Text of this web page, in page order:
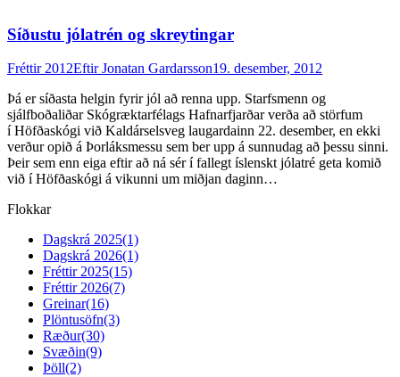
Síðustu jólatrén og skreytingar
Fréttir 2012EftirJonatan Gardarsson19. desember, 2012
Þá er síðasta helgin fyrir jól að renna upp. Starfsmenn og
sjálfboðaliðar Skógræktarfélags Hafnarfjarðar verða að störfum
í Höfðaskógi við Kaldárselsveg laugardainn 22. desember, en ekki
verður opið á Þorláksmessu sem ber upp á sunnudag að þessu sinni.
Þeir sem enn eiga eftir að ná sér í fallegt íslenskt jólatré geta komið
við í Höfðaskógi á vikunni um miðjan daginn…
Flokkar
Dagskrá 2025(1)
Dagskrá 2026(1)
Fréttir 2025(15)
Fréttir 2026(7)
Greinar(16)
Plöntusöfn(3)
Ræður(30)
Svæðin(9)
Þöll(2)